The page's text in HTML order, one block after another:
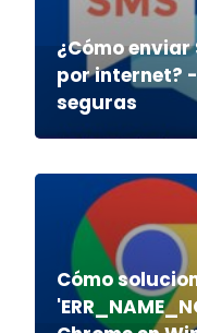
¿Cómo
por internet?
seguras
Cómo